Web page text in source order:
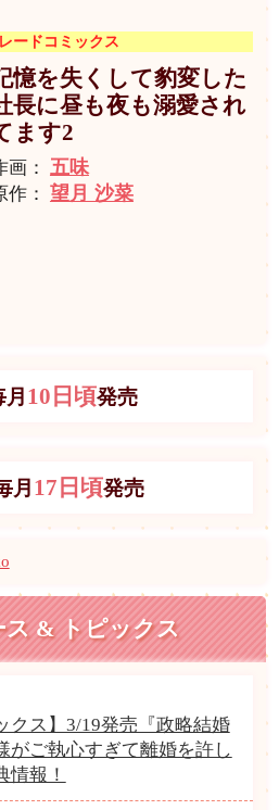
ードコミックス
憶を失くして豹変した
長に昼も夜も溺愛され
ます2
画： 五味
作： 望月 沙菜
10日頃発売
月 17日頃発売
ス & トピックス
クス】3/19発売『政略結婚
がご執心すぎて離婚を許し
情報！